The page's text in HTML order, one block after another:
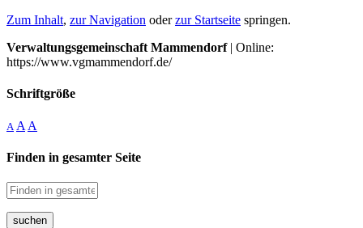
Zum Inhalt, zur Navigation oderzur Startseite springen.
Verwaltungsgemeinschaft Mammendorf| Online:
https://www.vgmammendorf.de/
Schriftgröße
A A A
Finden in gesamter Seite
suchen